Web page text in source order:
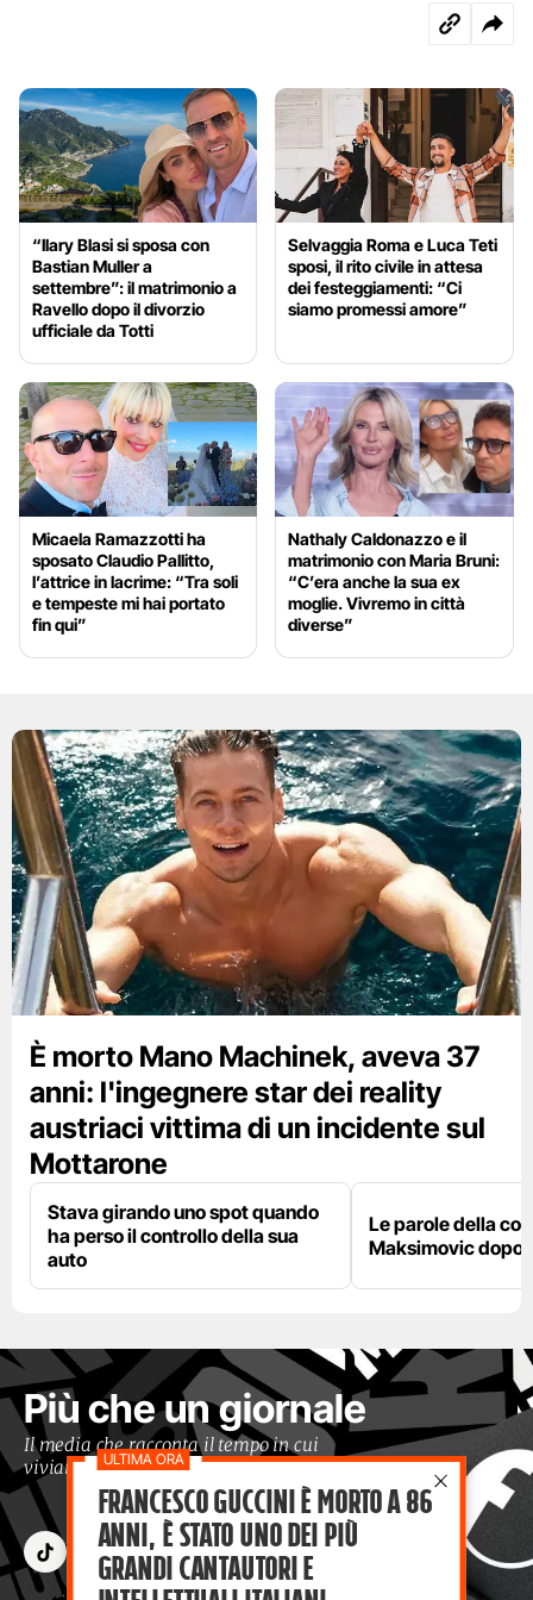
“Ilary Blasi si sposa con
Bastian Muller a
settembre”: il matrimonio a
Ravello dopo il divorzio
ufficiale da Totti
Selvaggia Roma e Luca Teti
sposi, il rito civile in attesa
dei festeggiamenti: “Ci
siamo promessi amore”
Micaela Ramazzotti ha
sposato Claudio Pallitto,
l’attrice in lacrime: “Tra soli
e tempeste mi hai portato
fin qui”
Nathaly Caldonazzo e il
matrimonio con Maria Bruni:
“C’era anche la sua ex
moglie. Vivremo in città
diverse”
È morto Mano Machinek, aveva 37
anni: l'ingegnere star dei reality
austriaci vittima di un incidente sul
Mottarone
Stava girando uno spot quando
ha perso il controllo della sua
auto
Le parole della
Maksimovic dopo
Più che un giornale
Il media che racconta il tempo in cui
viviamo con occhi moderni
Francesco Guccini è morto a 86
anni, è stato uno dei più
grandi cantautori e